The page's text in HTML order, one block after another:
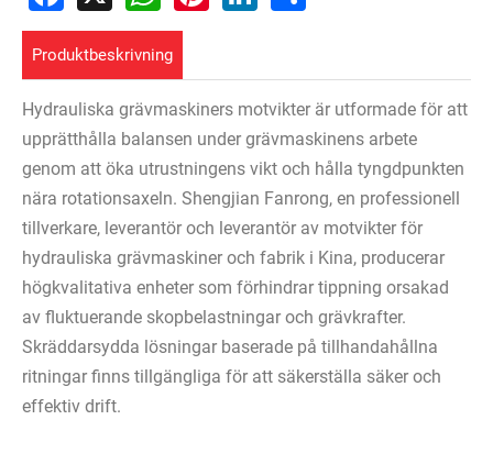
Produktbeskrivning
Hydrauliska grävmaskiners motvikter är utformade för att
upprätthålla balansen under grävmaskinens arbete
genom att öka utrustningens vikt och hålla tyngdpunkten
nära rotationsaxeln. Shengjian Fanrong, en professionell
tillverkare, leverantör och leverantör av motvikter för
hydrauliska grävmaskiner och fabrik i Kina, producerar
högkvalitativa enheter som förhindrar tippning orsakad
av fluktuerande skopbelastningar och grävkrafter.
Skräddarsydda lösningar baserade på tillhandahållna
ritningar finns tillgängliga för att säkerställa säker och
effektiv drift.